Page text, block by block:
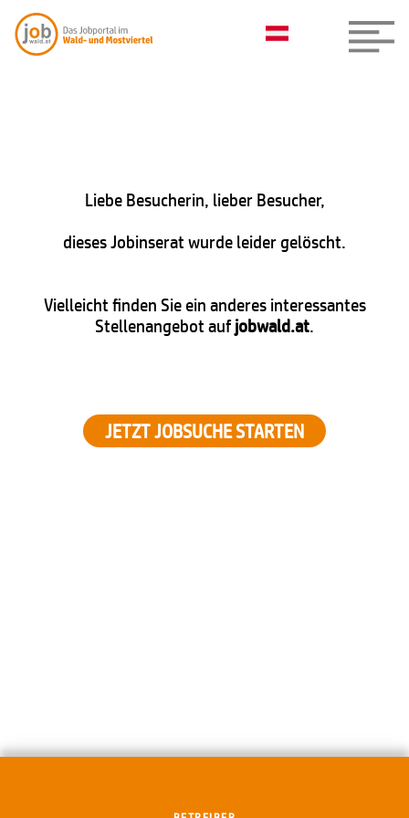
Liebe Besucherin, lieber Besucher,
dieses Jobinserat wurde leider gelöscht.
Vielleicht finden Sie ein anderes interessantes
Stellenangebot aufjobwald.at.
JETZT JOBSUCHE STARTEN